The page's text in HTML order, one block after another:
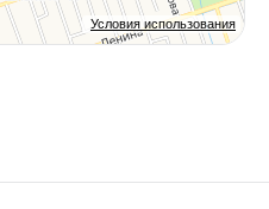
Условия использования